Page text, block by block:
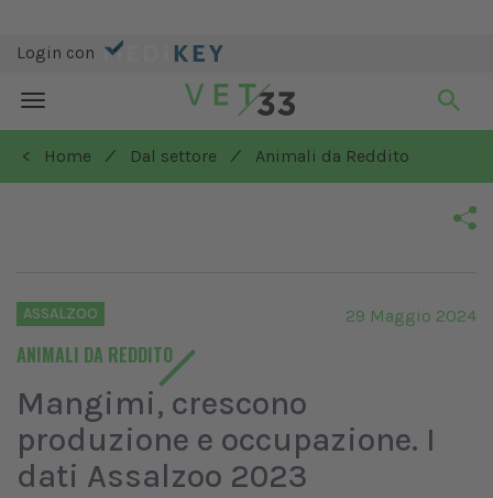
Login con
Toggle
navigation
< Home
/ Dal settore / Animali da Reddito
ASSALZOO
ANIMALI DA REDDITO
29 Maggio 2024
Mangimi, crescono
produzione e occupazione. I
dati Assalzoo 2023